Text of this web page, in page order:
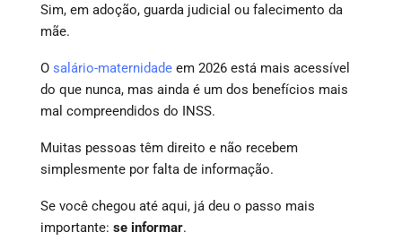
Sim, em adoção, guarda judicial ou falecimento da
mãe.
O salário-maternidade em 2026 está mais acessível
do que nunca, mas ainda é um dos benefícios mais
mal compreendidos do INSS.
Muitas pessoas têm direito e não recebem
simplesmente por falta de informação.
Se você chegou até aqui, já deu o passo mais
importante: se informar.